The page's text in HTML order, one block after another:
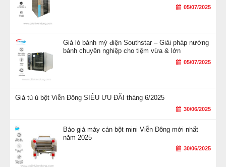
05/07/2025
Giá lò bánh mỳ điện Southstar – Giải pháp nướng
bánh chuyên nghiệp cho tiệm vừa & lớn
05/07/2025
Giá tủ ủ bột Viễn Đông SIÊU ƯU ĐÃI tháng 6/2025
30/06/2025
Báo giá máy cán bột mini Viễn Đông mới nhất
năm 2025
30/06/2025